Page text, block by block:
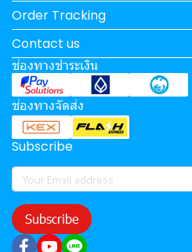
Order Tracking
Contact us
ช่องทางชำระเงิน
ช่องทางจัดส่ง
Subscribe
Subscribe